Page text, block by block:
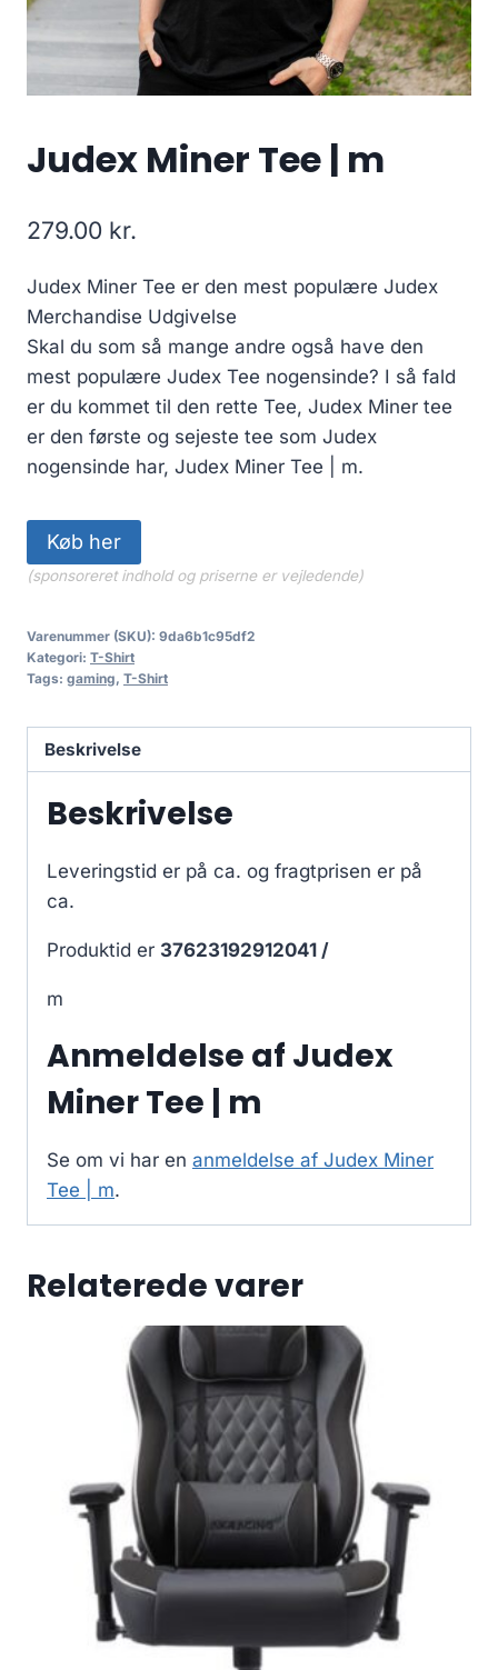
Judex Miner Tee | m
279.00 kr.
Judex Miner Tee er den mest populære Judex
Merchandise Udgivelse
Skal du som så mange andre også have den
mest populære Judex Tee nogensinde? I så fald
er du kommet til den rette Tee, Judex Miner tee
er den første og sejeste tee som Judex
nogensinde har, Judex Miner Tee | m.
Køb her
(sponsoreret indhold og priserne er vejledende)
Varenummer (SKU): 9da6b1c95df2
Kategori: T-Shirt
Tags: gaming, T-Shirt
Beskrivelse
Beskrivelse
Leveringstid er på ca. og fragtprisen er på
ca.
Produktid er 37623192912041 /
m
Anmeldelse af Judex
Miner Tee | m
Se om vi har en anmeldelse af Judex Miner
Tee | m.
Relaterede varer